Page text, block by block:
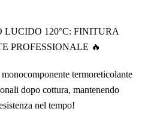
LUCIDO 120°C: FINITURA
PROFESSIONALE 🔥
termoreticolante
dopo cottura, mantenendo
nel tempo!